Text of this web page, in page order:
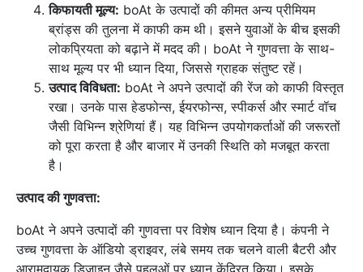
किफायती मूल्य: boAt के उत्पादों की कीमत अन्य प्रीमियम
ब्रांड्स की तुलना में काफी कम थी। इसने युवाओं के बीच इसकी
लोकप्रियता को बढ़ाने में मदद की। boAt ने गुणवत्ता के साथ-
साथ मूल्य पर भी ध्यान दिया, जिससे ग्राहक संतुष्ट रहें।
उत्पाद विविधता: boAt ने अपने उत्पादों की रेंज को काफी विस्तृत
रखा। उनके पास हेडफोन्स, ईयरफोन्स, स्पीकर्स और स्मार्ट वॉच
जैसी विभिन्न श्रेणियां हैं। यह विभिन्न उपयोगकर्ताओं की जरूरतों
को पूरा करता है और बाजार में उनकी स्थिति को मजबूत करता
है।
उत्पाद की गुणवत्ता:
boAt ने अपने उत्पादों की गुणवत्ता पर विशेष ध्यान दिया है। कंपनी ने
उच्च गुणवत्ता के ऑडियो ड्राइवर, लंबे समय तक चलने वाली बैटरी और